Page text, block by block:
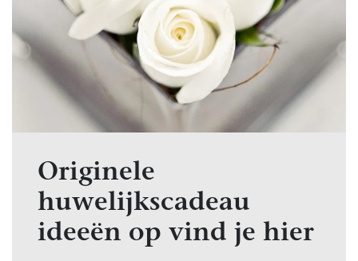
Originele
huwelijkscadeau
ideeën op vind je hier